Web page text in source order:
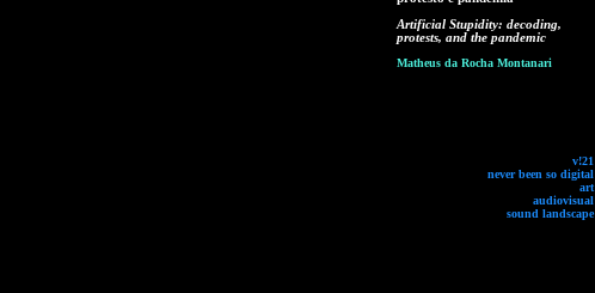
Artificial Stupidity: decoding,
protests, and the pandemic
Matheus da Rocha Montanari
v!21
never been so digital
art
audiovisual
sound landscape